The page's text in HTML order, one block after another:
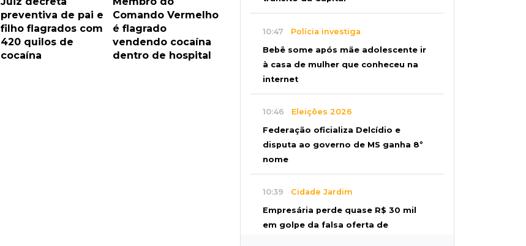
preventiva de pai e
filho flagrados com
420 quilos de
cocaína
Comando Vermelho
é flagrado
vendendo cocaína
dentro de hospital
10:47 Polícia investiga
Bebê some após mãe adolescente ir
à casa de mulher que conheceu na
internet
10:46 Eleições 2026
Federação oficializa Delcídio e
disputa ao governo de MS ganha 8º
nome
10:39 Cidade Jardim
Empresária perde quase R$ 30 mil
em golpe da falsa oferta de